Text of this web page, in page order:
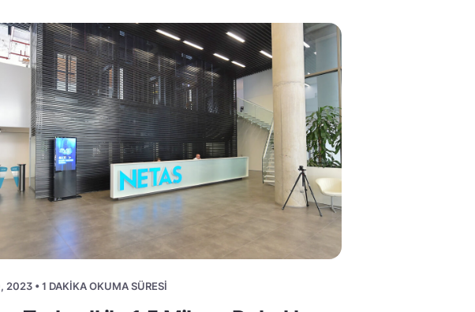
2023 • 1 DAKIKA OKUMA SÜRESI